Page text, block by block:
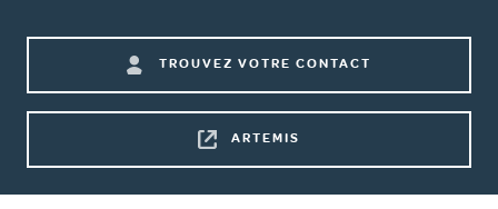
Footer
shortcuts
TROUVEZ VOTRE CONTACT
ARTEMIS